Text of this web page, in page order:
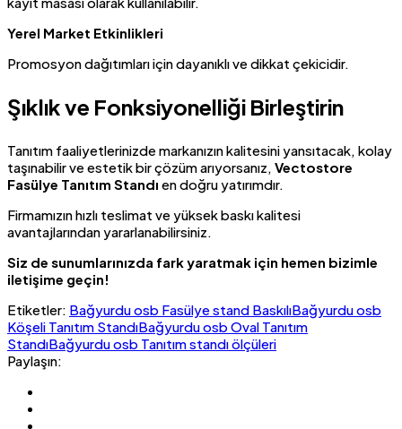
Yerel Market Etkinlikleri
Promosyon dağıtımları için dayanıklı ve dikkat çekicidir.
Şıklık ve Fonksiyonelliği Birleştirin
Tanıtım faaliyetlerinizde markanızın kalitesini yansıtacak, kolay
taşınabilir ve estetik bir çözüm arıyorsanız, Vectostore
Fasülye Tanıtım Standı en doğru yatırımdır.
Firmamızın hızlı teslimat ve yüksek baskı kalitesi
avantajlarından yararlanabilirsiniz.
Siz de sunumlarınızda fark yaratmak için hemen bizimle
iletişime geçin!
Etiketler: Bağyurdu osb Fasülye stand BaskılıBağyurdu osb
Köşeli Tanıtım StandıBağyurdu osb Oval Tanıtım
StandıBağyurdu osb Tanıtım standı ölçüleri
Paylaşın: